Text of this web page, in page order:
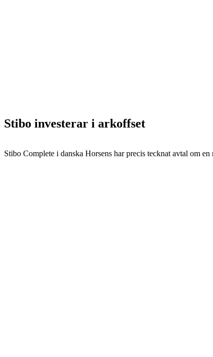
Stibo investerar i arkoffset
Stibo Complete i danska Horsens har precis tecknat avtal om